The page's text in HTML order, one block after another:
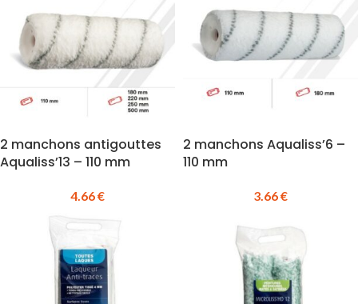
2 manchons antigouttes
Aqualiss’13 – 110 mm
4.66€
2 manchons Aqualiss’6 –
110 mm
3.66€